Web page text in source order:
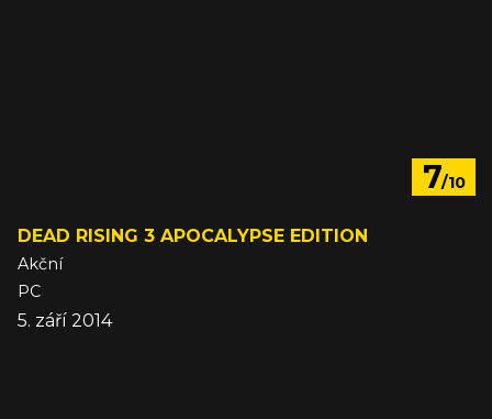
7/10
DEAD RISING 3 APOCALYPSE EDITION
Akční
PC
5. září 2014